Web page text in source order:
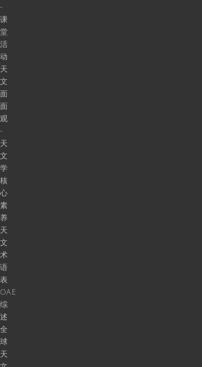
-
课
堂
活
动
天
文
面
面
观
-
天
文
学
核
心
素
养
天
文
术
语
表
OAE
综
述
全
球
天